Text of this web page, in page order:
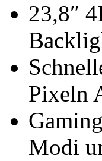
23,8″
Pixeln
Modi